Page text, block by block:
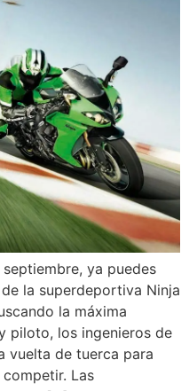
ya puedes
la superdeportiva Ninja
la máxima
piloto, los ingenieros de
vuelta de tuerca para
Las